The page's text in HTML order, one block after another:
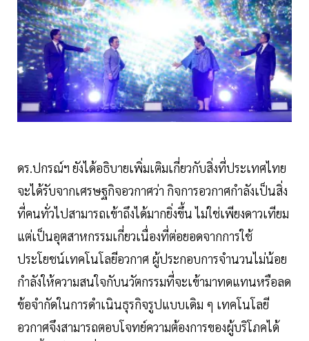
ดร.ปกรณ์ฯ ยังได้อธิบายเพิ่มเติมเกี่ยวกับสิ่งที่ประเทศไทย
จะได้รับจากเศรษฐกิจอวกาศว่า กิจการอวกาศกำลังเป็นสิ่ง
ที่คนทั่วไปสามารถเข้าถึงได้มากยิ่งขึ้น ไม่ใช่เพียงดาวเทียม
แต่เป็นอุตสาหกรรมเกี่ยวเนื่องที่ต่อยอดจากการใช้
ประโยชน์เทคโนโลยีอวกาศ ผู้ประกอบการจำนวนไม่น้อย
กำลังให้ความสนใจกับนวัตกรรมที่จะเข้ามาทดแทนหรือลด
ข้อจำกัดในการดำเนินธุรกิจรูปแบบเดิม ๆ เทคโนโลยี
อวกาศจึงสามารถตอบโจทย์ความต้องการของผู้บริโภคได้